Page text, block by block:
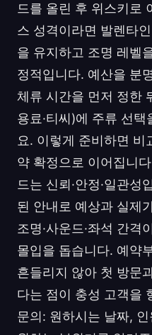
드를 올린 후 위스키로
스 성격이라면 발렌타
을 유지하고 조명 레벨
정적입니다. 예산을 분
체류 시간을 먼저 정한
용료·티씨)에 주류 선
요. 이렇게 준비하면 비
약 확정으로 이어집니
드는 신뢰·안정·일관
된 안내로 예상과 실제
조명·사운드·좌석 간격
몰입을 돕습니다. 예약
흔들리지 않아 첫 방문
다는 점이 충성 고객을
문의: 원하시는 날짜,